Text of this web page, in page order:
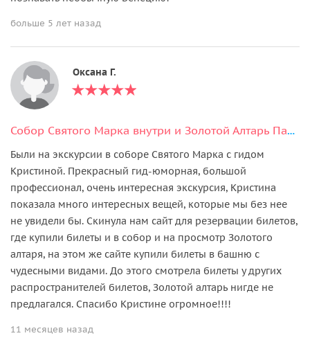
больше 5 лет назад
Оксана Г.
Собор Святого Марка внутри и Золотой Алтарь Пала Д'оро.Можно без очередей
Были на экскурсии в соборе Святого Марка с гидом
Кристиной. Прекрасный гид-юморная, большой
профессионал, очень интересная экскурсия, Кристина
показала много интересных вещей, которые мы без нее
не увидели бы. Скинула нам сайт для резервации билетов,
где купили билеты и в собор и на просмотр Золотого
алтаря, на этом же сайте купили билеты в башню с
чудесными видами. До этого смотрела билеты у других
распространителей билетов, Золотой алтарь нигде не
предлагался. Спасибо Кристине огромное!!!!
11 месяцев назад